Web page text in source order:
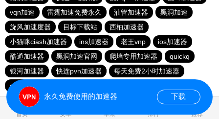
vqn加速
雷霆加速免费永久 油管加速器
黑洞加速
旋风加速度器
目标下载站
西柚加速器
小猫咪ciash加速器
ins加速器 老王vnp
ios加速器
酷通加速器
黑洞加速官网 爬墙专用加速器
quickq
银河加速器
快连pvn加速器
每天免费2小时加速器
vp免费加速
首页 安卓 苹果 排行 推荐
永久免费使用的加速器 下载
0.146868s